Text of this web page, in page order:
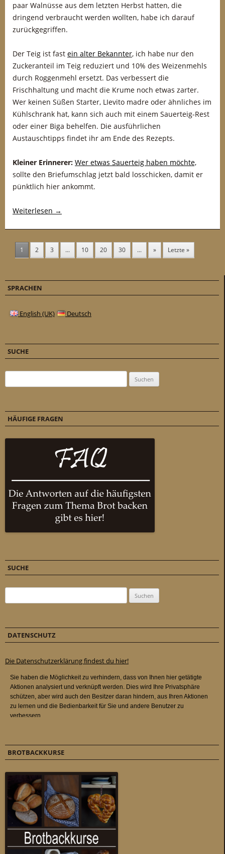
paar Walnüsse aus dem letzten Herbst hatten, die
dringend verbraucht werden wollten, habe ich darauf
zurückgegriffen.
Der Teig ist fast ein alter Bekannter, ich habe nur den
Zuckeranteil im Teig reduziert und 10% des Weizenmehls
durch Roggenmehl ersetzt. Das verbessert die
Frischhaltung und macht die Krume noch etwas zarter.
Wer keinen Süßen Starter, LIevito madre oder ähnliches im
Kühlschrank hat, kann sich auch mit einem Sauerteig-Rest
oder einer Biga behelfen. Die ausführlichen
Austauschtipps findet ihr am Ende des Rezepts.
Kleiner Erinnerer: Wer etwas Sauerteig haben möchte,
sollte den Briefumschlag jetzt bald losschicken, damit er
pünktlich hier ankommt.
Weiterlesen →
1 2 3 ... 10 20 30 ... » Letzte »
SPRACHEN
English (UK) Deutsch
SUCHE
HÄUFIGE FRAGEN
SUCHE
DATENSCHUTZ
Die Datenschutzerklärung findest du hier!
BROTBACKKURSE